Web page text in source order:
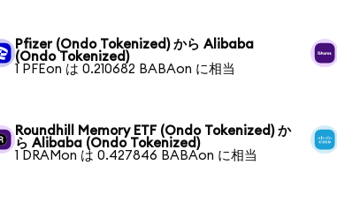
Pfizer (Ondo Tokenized) から Alibaba
(Ondo Tokenized)
1 PFEon は 0.210682 BABAon に相当
Roundhill Memory ETF (Ondo Tokenized) か
ら Alibaba (Ondo Tokenized)
1 DRAMon は 0.427846 BABAon に相当